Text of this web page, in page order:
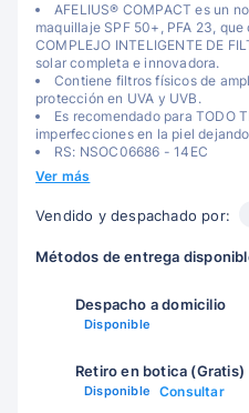
AFELIUS® COMPACT es un
maquillaje SPF 50+, PFA 23,
COMPLEJO INTELIGENTE DE
solar completa e innovadora.
Contiene filtros físicos de
protección en UVA y UVB.
Es recomendado para TODO
imperfecciones en la piel
RS: NSOC06686 - 14EC
Ver más
Vendido y despachado por:
Métodos de entrega
Despacho a domicilio
Disponible
Retiro en botica (Gratis)
Disponible Consultar